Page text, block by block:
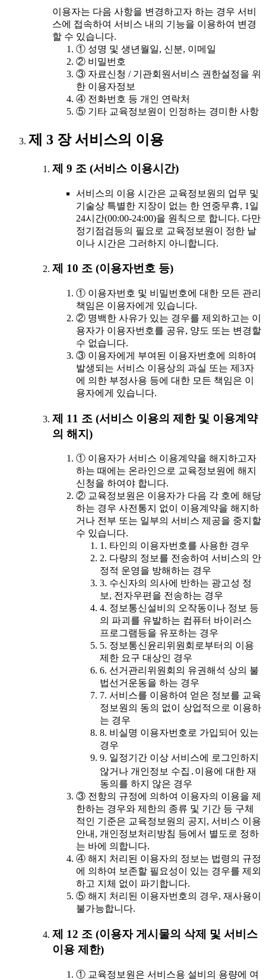
이용자는 다음 사항을 변경하고자 하는 경우 서비
스에 접속하여 서비스 내의 기능을 이용하여 변경
할 수 있습니다.
① 성명 및 생년월일, 신분, 이메일
② 비밀번호
③ 자료신청 / 기관회원서비스 권한설정을 위
한 이용자정보
④ 전화번호 등 개인 연락처
⑤ 기타 교육정보원이 인정하는 경미한 사항
제 3 장 서비스의 이용
제 9 조 (서비스 이용시간)
서비스의 이용 시간은 교육정보원의 업무 및
기술상 특별한 지장이 없는 한 연중무휴, 1일
24시간(00:00-24:00)을 원칙으로 합니다. 다만
정기점검등의 필요로 교육정보원이 정한 날
이나 시간은 그러하지 아니합니다.
제 10 조 (이용자번호 등)
① 이용자번호 및 비밀번호에 대한 모든 관리
책임은 이용자에게 있습니다.
② 명백한 사유가 있는 경우를 제외하고는 이
용자가 이용자번호를 공유, 양도 또는 변경할
수 없습니다.
③ 이용자에게 부여된 이용자번호에 의하여
발생되는 서비스 이용상의 과실 또는 제3자
에 의한 부정사용 등에 대한 모든 책임은 이
용자에게 있습니다.
제 11 조 (서비스 이용의 제한 및 이용계약
의 해지)
① 이용자가 서비스 이용계약을 해지하고자
하는 때에는 온라인으로 교육정보원에 해지
신청을 하여야 합니다.
② 교육정보원은 이용자가 다음 각 호에 해당
하는 경우 사전통지 없이 이용계약을 해지하
거나 전부 또는 일부의 서비스 제공을 중지할
수 있습니다.
1. 타인의 이용자번호를 사용한 경우
2. 다량의 정보를 전송하여 서비스의 안
정적 운영을 방해하는 경우
3. 수신자의 의사에 반하는 광고성 정
보, 전자우편을 전송하는 경우
4. 정보통신설비의 오작동이나 정보 등
의 파괴를 유발하는 컴퓨터 바이러스
프로그램등을 유포하는 경우
5. 정보통신윤리위원회로부터의 이용
제한 요구 대상인 경우
6. 선거관리위원회의 유권해석 상의 불
법선거운동을 하는 경우
7. 서비스를 이용하여 얻은 정보를 교육
정보원의 동의 없이 상업적으로 이용하
는 경우
8. 비실명 이용자번호로 가입되어 있는
경우
9. 일정기간 이상 서비스에 로그인하지
않거나 개인정보 수집․이용에 대한 재
동의를 하지 않은 경우
③ 전항의 규정에 의하여 이용자의 이용을 제
한하는 경우와 제한의 종류 및 기간 등 구체
적인 기준은 교육정보원의 공지, 서비스 이용
안내, 개인정보처리방침 등에서 별도로 정하
는 바에 의합니다.
④ 해지 처리된 이용자의 정보는 법령의 규정
에 의하여 보존할 필요성이 있는 경우를 제외
하고 지체 없이 파기합니다.
⑤ 해지 처리된 이용자번호의 경우, 재사용이
불가능합니다.
제 12 조 (이용자 게시물의 삭제 및 서비스
이용 제한)
① 교육정보원은 서비스용 설비의 용량에 여